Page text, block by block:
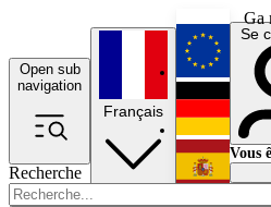
Ga
Open sub
navigation
Recherche
Français
Se
Vous